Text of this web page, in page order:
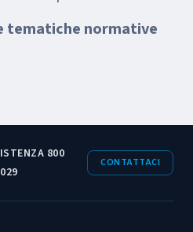
tematiche normative
800
CONTATTACI